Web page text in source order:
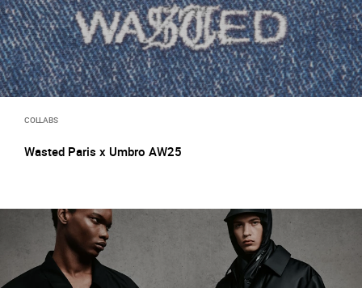
COLLABS
Wasted Paris x Umbro AW25